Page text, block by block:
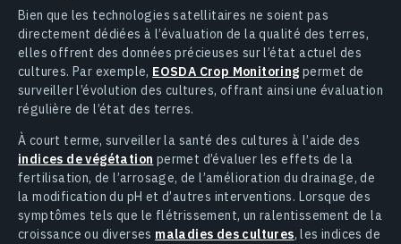
Bien que les technologies satellitaires ne soient pas
directement dédiées à l’évaluation de la qualité des terres,
elles offrent des données précieuses sur l’état actuel des
cultures. Par exemple, EOSDA Crop Monitoring permet de
surveiller l’évolution des cultures, offrant ainsi une évaluation
régulière de l’état des terres.
À court terme, surveiller la santé des cultures à l’aide des
indices de végétation permet d’évaluer les effets de la
fertilisation, de l’arrosage, de l’amélioration du drainage, de
la modification du pH et d’autres interventions. Lorsque des
symptômes tels que le flétrissement, un ralentissement de la
croissance ou diverses maladies des cultures, les indices de